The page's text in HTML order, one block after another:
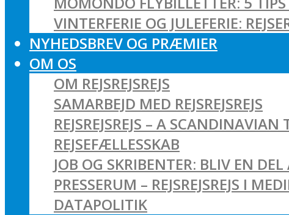
VINTERFERIE OG JULEFERIE:
NYHEDSBREV OG PRÆMIER
OM OS
OM REJSREJSREJS
SAMARBEJD MED REJSREJSREJS
REJSREJSREJS – A
REJSEFÆLLESSKAB
JOB OG SKRIBENTER: BLIV EN DEL
PRESSERUM – REJSREJSREJS I
DATAPOLITIK